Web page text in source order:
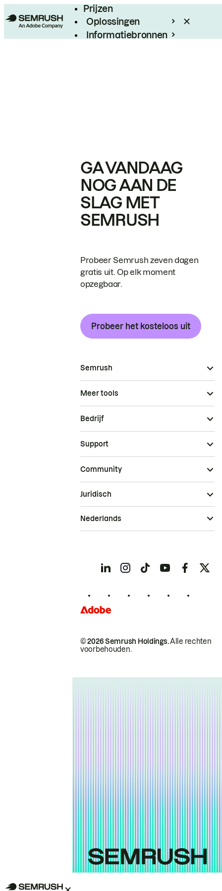
Prijzen
Oplossingen
Informatiebronnen
GA VANDAAG
NOG AAN DE
SLAG MET
SEMRUSH
Probeer Semrush zeven dagen
gratis uit. Op elk moment
opzegbaar.
Probeer het kosteloos uit
Semrush
Meer tools
Bedrijf
Support
Community
© 2026 Semrush Holdings.Alle rechten
voorbehouden.
Juridisch
Nederlands